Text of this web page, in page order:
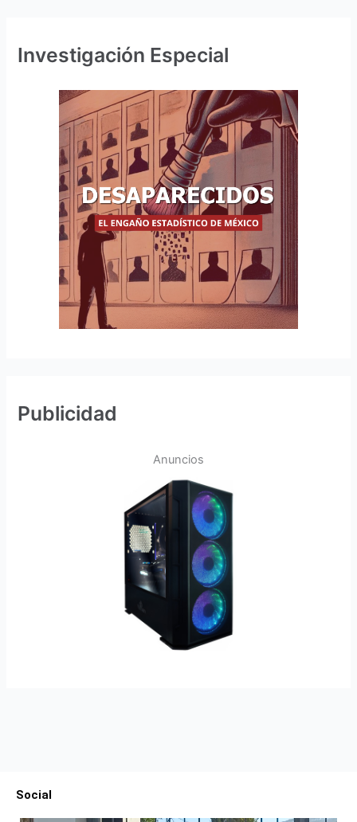
Investigación Especial
Publicidad
Anuncios
Social